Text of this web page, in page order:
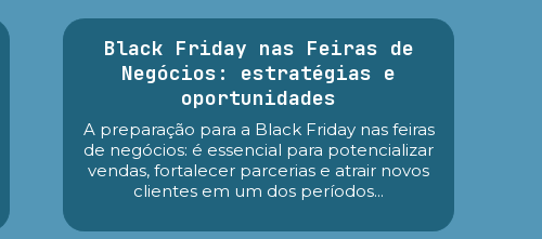
Black Friday nas Feiras de
Negócios: estratégias e
oportunidades
A preparação para a Black Friday nas feiras
de negócios: é essencial para potencializar
vendas, fortalecer parcerias e atrair novos
clientes em um dos períodos...